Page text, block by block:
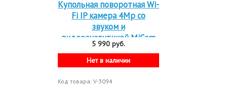
Купольная поворотная Wi-
Fi IP камера 4Mp со
звуком и
видеоаналитикой MiCam
Smart 817TP
5 990 руб.
Нет в наличии
Код товара: V-3094